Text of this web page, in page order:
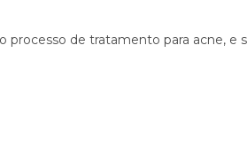
processo de tratamento para acne, e